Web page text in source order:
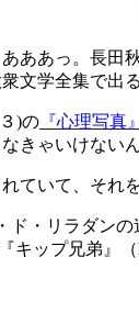
あっ。長田
学全集で出
)の 『心理写真』
きゃいけない
いて、それ
・リラダン
キップ兄弟』